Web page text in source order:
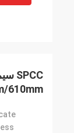
610mm